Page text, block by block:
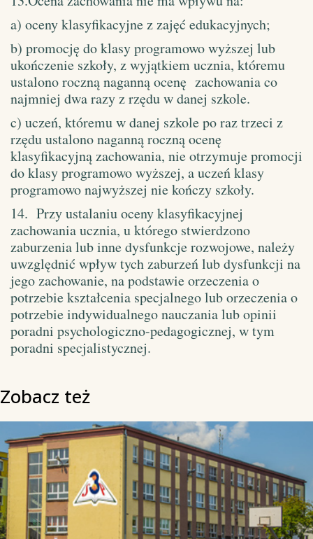
a) oceny klasyfikacyjne z zajęć edukacyjnych;
b) promocję do klasy programowo wyższej lub
ukończenie szkoły, z wyjątkiem ucznia, któremu
ustalono roczną naganną ocenę zachowania co
najmniej dwa razy z rzędu w danej szkole.
c) uczeń, któremu w danej szkole po raz trzeci z
rzędu ustalono naganną roczną ocenę
klasyfikacyjną zachowania, nie otrzymuje promocji
do klasy programowo wyższej, a uczeń klasy
programowo najwyższej nie kończy szkoły.
14. Przy ustalaniu oceny klasyfikacyjnej
zachowania ucznia, u którego stwierdzono
zaburzenia lub inne dysfunkcje rozwojowe, należy
uwzględnić wpływ tych zaburzeń lub dysfunkcji na
jego zachowanie, na podstawie orzeczenia o
potrzebie kształcenia specjalnego lub orzeczenia o
potrzebie indywidualnego nauczania lub opinii
poradni psychologiczno-pedagogicznej, w tym
poradni specjalistycznej.
Zobacz też